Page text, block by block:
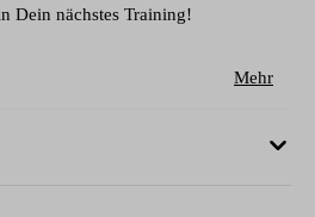
Dein nächstes Training!
Mehr